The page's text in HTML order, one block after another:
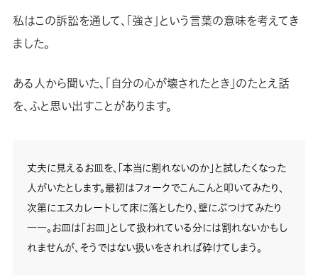
私はこの訴訟を通して、「強さ」という言葉の意味を考えてき
ました。
ある人から聞いた、「自分の心が壊されたとき」のたとえ話
を、ふと思い出すことがあります。
丈夫に見えるお皿を、「本当に割れないのか」と試したくなった
人がいたとします。最初はフォークでこんこんと叩いてみたり、
次第にエスカレートして床に落としたり、壁にぶつけてみたり
――。お皿は「お皿」として扱われている分には割れないかもし
れませんが、そうではない扱いをされれば砕けてしまう。